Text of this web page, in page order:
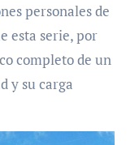
personales de
esta serie, por
completo de un
y su carga